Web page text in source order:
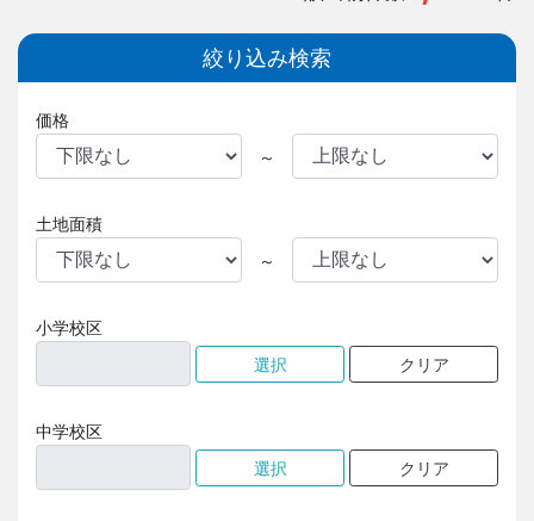
絞り込み検索
価格
～
土地面積
～
小学校区
中学校区